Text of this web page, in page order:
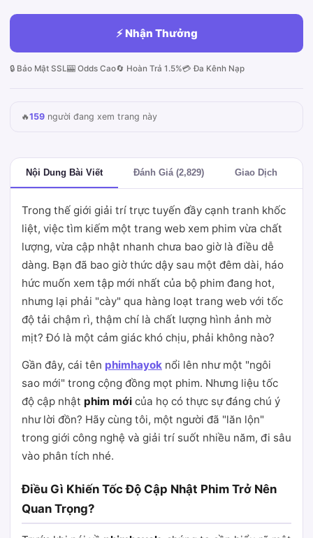
⚡ Nhận Thưởng
🔒 Bảo Mật SSL🎰 Odds Cao🔄 Hoàn Trả 1.5%💳 Đa Kênh Nạp
🔥159 người đang xem trang này
Nội Dung Bài Viết Đánh Giá (2,829) Giao Dịch
Trong thế giới giải trí trực tuyến đầy cạnh tranh khốc
liệt, việc tìm kiếm một trang web xem phim vừa chất
lượng, vừa cập nhật nhanh chưa bao giờ là điều dễ
dàng. Bạn đã bao giờ thức dậy sau một đêm dài, háo
hức muốn xem tập mới nhất của bộ phim đang hot,
nhưng lại phải "cày" qua hàng loạt trang web với tốc
độ tải chậm rì, thậm chí là chất lượng hình ảnh mờ
mịt? Đó là một cảm giác khó chịu, phải không nào?
Gần đây, cái tên phimhayok nổi lên như một "ngôi
sao mới" trong cộng đồng mọt phim. Nhưng liệu tốc
độ cập nhật phim mới của họ có thực sự đáng chú ý
như lời đồn? Hãy cùng tôi, một người đã "lăn lộn"
trong giới công nghệ và giải trí suốt nhiều năm, đi sâu
vào phân tích nhé.
Điều Gì Khiến Tốc Độ Cập Nhật Phim Trở Nên
Quan Trọng?